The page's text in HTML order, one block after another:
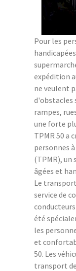
Pour les
expédition
ne veulent
d'obstacles
rampes,
une forte
TPMR 50 a
personnes
(TPMR), un
âgées et
Le
service de
été
les
et
50. Les
transport